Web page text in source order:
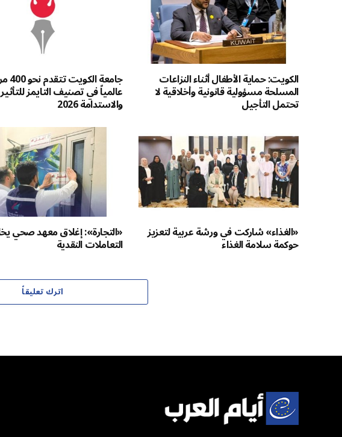
الكويت: حماية الأطفال أثناء النزاعات
المسلحة مسؤولية قانونية وأخلاقية لا
تحتمل التأجيل
جامعة
عالمياً في تصنيف التايمز للتأثير
والاستدامة 2026
«الغذاء» شاركت في ورشة عربية لتعزيز
حوكمة سلامة الغذاء
«التجارة»: إغلاق معهد صحي
التعاملات النقدية
اترك تعليقاً